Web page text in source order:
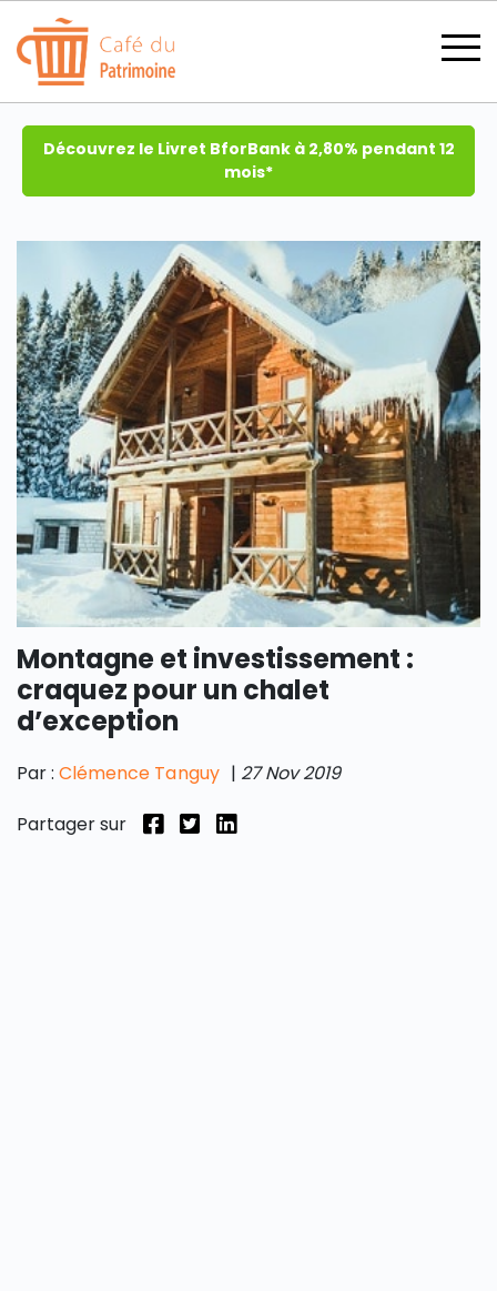
SECTIONS
CATÉGORIES
TOUS LES THÈMES
Découvrez le Livret BforBank à 2,80% pendant 12
mois*
Montagne et investissement :
craquez pour un chalet
d’exception
Par :Clémence Tanguy | 27 Nov 2019
Partager sur